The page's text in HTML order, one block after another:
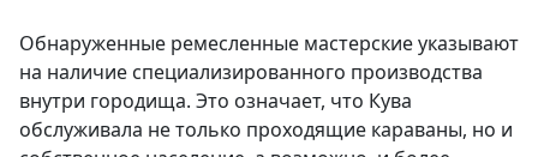
Обнаруженные ремесленные мастерские указывают
на наличие специализированного производства
внутри городища. Это означает, что Кува
обслуживала не только проходящие караваны, но и